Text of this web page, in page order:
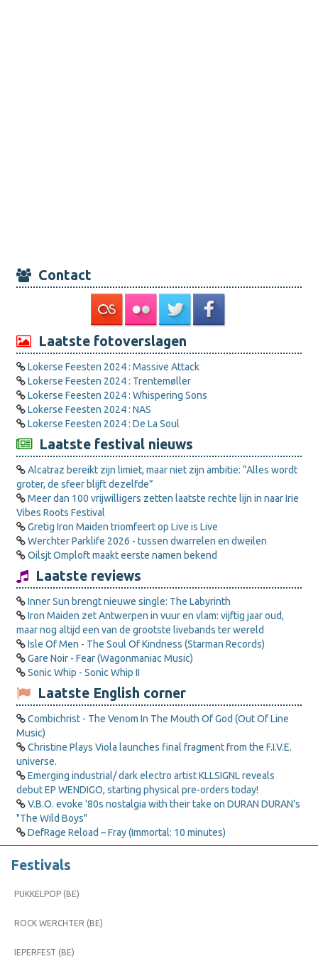
Contact
Laatste fotoverslagen
Lokerse Feesten 2024 : Massive Attack
Lokerse Feesten 2024 : Trentemøller
Lokerse Feesten 2024 : Whispering Sons
Lokerse Feesten 2024 : NAS
Lokerse Feesten 2024 : De La Soul
Laatste festival nieuws
Alcatraz bereikt zijn limiet, maar niet zijn ambitie: “Alles wordt
groter, de sfeer blijft dezelfde”
Meer dan 100 vrijwilligers zetten laatste rechte lijn in naar Irie
Vibes Roots Festival
Gretig Iron Maiden triomfeert op Live is Live
Werchter Parklife 2026 - tussen dwarrelen en dweilen
Oilsjt Omploft maakt eerste namen bekend
Laatste reviews
Inner Sun brengt nieuwe single: The Labyrinth
Iron Maiden zet Antwerpen in vuur en vlam: vijftig jaar oud,
maar nog altijd een van de grootste livebands ter wereld
Isle Of Men - The Soul Of Kindness (Starman Records)
Gare Noir - Fear (Wagonmaniac Music)
Sonic Whip - Sonic Whip II
Laatste English corner
Combichrist - The Venom In The Mouth Of God (Out Of Line
Music)
Christine Plays Viola launches final fragment from the F.I.V.E.
universe.
Emerging industrial/ dark electro artist KLLSIGNL reveals
debut EP WENDIGO, starting physical pre-orders today!
V.B.O. evoke '80s nostalgia with their take on DURAN DURAN's
"The Wild Boys"
DefRage Reload – Fray (Immortal: 10 minutes)
Festivals
PUKKELPOP (BE)
ROCK WERCHTER (BE)
IEPERFEST (BE)